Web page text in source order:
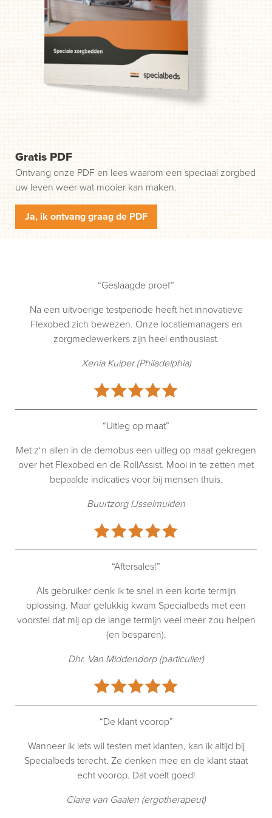
probleem. Wij helpen u in drie gemakkelijke stappen op
weg. Stap 1: klik op de groene knop "Start uw aanvraag"
en wij nemen contact met u op.
Gratis PDF
Ontvang onze PDF en lees waarom een speciaal zorgbed
uw leven weer wat mooier kan maken.
Ja, ik ontvang graag de PDF
“Geslaagde proef”
Na een uitvoerige testperiode heeft het innovatieve
Flexobed zich bewezen. Onze locatiemanagers en
zorgmedewerkers zijn heel enthousiast.
Xenia Kuiper (Philadelphia)
“Uitleg op maat”
Met z‘n allen in de demobus een uitleg op maat gekregen
over het Flexobed en de RollAssist. Mooi in te zetten met
bepaalde indicaties voor bij mensen thuis.
Buurtzorg IJsselmuiden
“Aftersales!”
Als gebruiker denk ik te snel in een korte termijn
oplossing. Maar gelukkig kwam Specialbeds met een
voorstel dat mij op de lange termijn veel meer zou helpen
(en besparen).
Dhr. Van Middendorp (particulier)
“De klant voorop”
Wanneer ik iets wil testen met klanten, kan ik altijd bij
Specialbeds terecht. Ze denken mee en de klant staat
echt voorop. Dat voelt goed!
Claire van Gaalen (ergotherapeut)